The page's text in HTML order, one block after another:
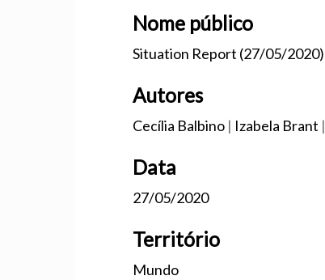
Nome público
Situation Report (27/05/2020)
Autores
Cecília Balbino | Izabela Brant |
Data
27/05/2020
Território
Mundo